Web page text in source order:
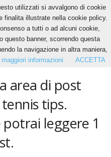
area di post
tips.
potrai leggere 1
utilizzati si avvalgono di cookie
finalita illustrate nella cookie policy.
a tutti o ad alcuni cookie,
questo banner, scorrendo questa
la navigazione in altra maniera,
maggiori informazioni ACCETTA